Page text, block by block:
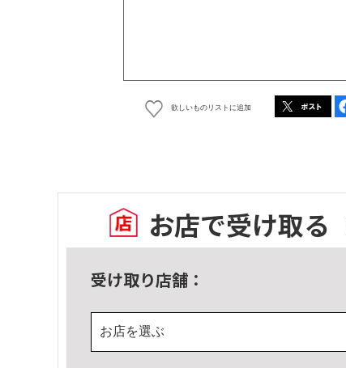
欲しいものリストに追加
お店で受け取る
受け取り店舗：
お店を選ぶ